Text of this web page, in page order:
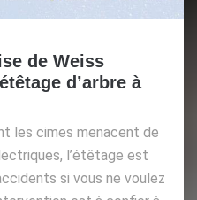
de Weiss
d’arbre à
les cimes menacent de
l’étêtage est
si vous ne voulez